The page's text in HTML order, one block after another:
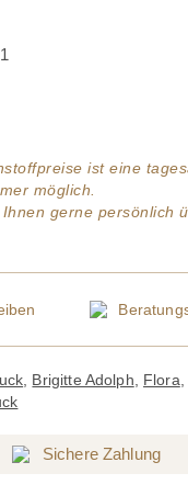
ist eine
möglich.
gerne persönlich
Brigitte Adolph Flora
Sichere Zahlung